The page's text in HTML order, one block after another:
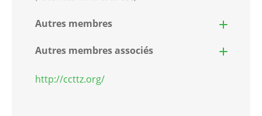
Autres membres
Autres membres associés
http://ccttz.org/